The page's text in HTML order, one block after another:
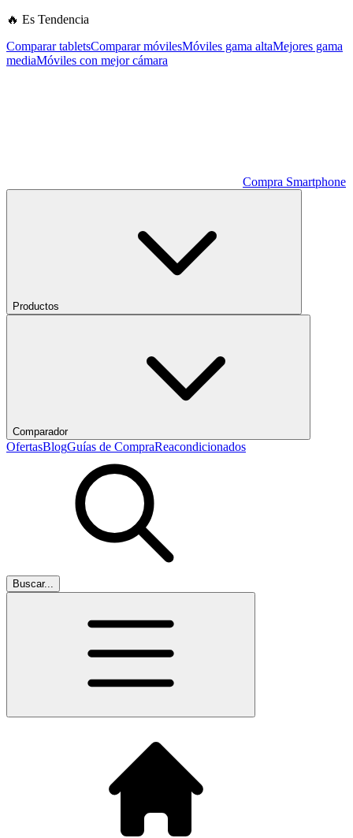
🔥 Es Tendencia
Comparar tabletsComparar móvilesMóviles gama altaMejores gama
mediaMóviles con mejor cámara
Compra Smartphone
Productos
Comparador
OfertasBlogGuías de CompraReacondicionados
Buscar...